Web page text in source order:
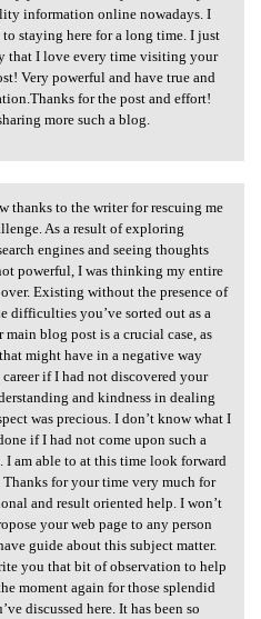
information online nowadays. I
staying here for a long time. I just
that I love every time visiting your
Very powerful and have true and
for the post and effort!
more such a blog.
thanks to the
thanks to the writer for rescuing me
As a result of exploring
engines and seeing thoughts
powerful, I was thinking my entire
Existing without the presence of
difficulties you’ve sorted out as a
main blog post is a crucial case, as
might have in a negative way
career if I had not discovered your
and kindness in dealing
was precious. I don’t know what I
if I had not come upon such a
I am able to at this time look forward
for your time very much for
and result oriented help. I won’t
your web page to any person
guide about this subject matter.
you that bit of observation to help
moment again for those splendid
discussed here. It has been so